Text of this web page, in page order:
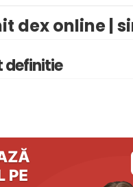
dex online |